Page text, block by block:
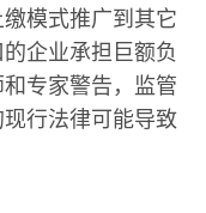
模式推广到其它
企业承担巨额负
专家警告，监管
行法律可能导致